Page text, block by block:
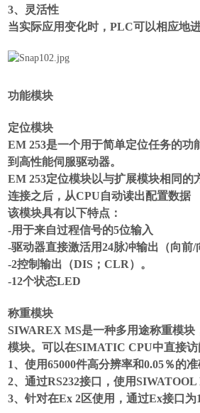
3、灵活性
当实际应用变化时，PLC可以相应地
功能模块
定位模块
EM 253是一个用于简单定位任务的
到高性能伺服驱动器。
EM 253定位模块以与扩展模块相同的
连接之后，从CPU自动读出配置数据
该模块具有以下特点：
-用于来自过程信号的5位输入
-驱动器直接激活用24脉冲输出（向前/
-2控制输出（DIS；CLR）。
-12个状态LED
称重模块
SIWAREX MS是一种多用途称重模
模块。可以在SIMATIC CPU中直接访
1、使用65000件高分辨率和0.05％的
2、通过RS232接口，使用
3、针对在Ex 2区使用，通过Ex接口